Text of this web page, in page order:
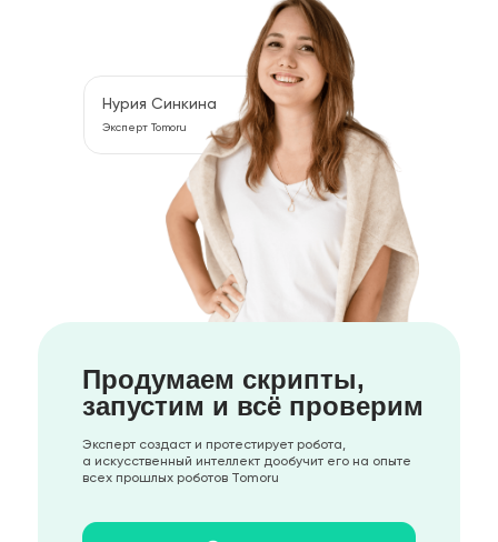
Продумаем скрипты,
запустим и всё проверим
Нурия Синкина
Эксперт Tomoru
Эксперт создаст и протестирует робота,
а искусственный интеллект дообучит его на опыте
всех прошлых роботов Tomoru